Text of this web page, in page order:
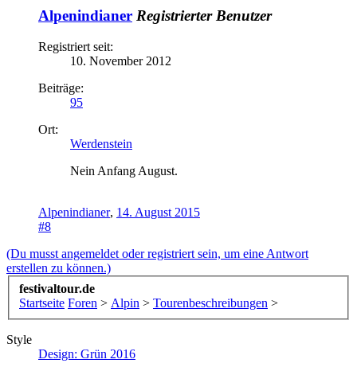
Alpenindianer Registrierter Benutzer
Registriert seit:
10. November 2012
Beiträge:
95
Ort:
Werdenstein
Nein Anfang August.
Alpenindianer, 14. August 2015
#8
(Du musst angemeldet oder registriert sein, um eine Antwort
erstellen zu können.)
festivaltour.de
Startseite Foren > Alpin > Tourenbeschreibungen >
Style
Design: Grün 2016